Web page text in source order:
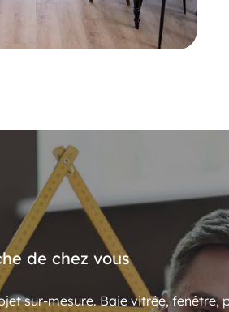
de chez vous
sur-mesure. Baie vitrée, fenêtre,